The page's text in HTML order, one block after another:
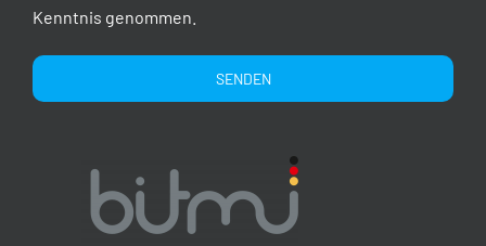
Kenntnis genommen.